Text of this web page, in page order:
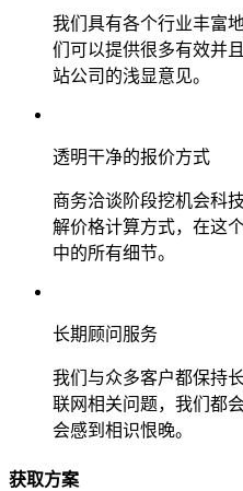
我们具有各个行业丰富
们可以提供很多有效并
站公司的浅显意见。
透明干净的报价方式
商务洽谈阶段挖机会科
解价格计算方式，在这
中的所有细节。
长期顾问服务
我们与众多客户都保持
联网相关问题，我们都
会感到相识恨晚。
获取方案